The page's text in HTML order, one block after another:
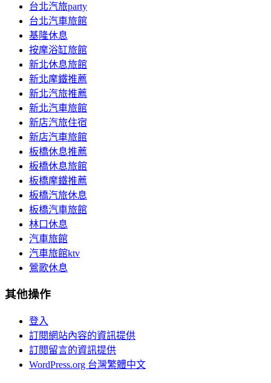
台北汽旅party
台北汽車旅館
基隆休息
按摩浴缸旅館
新北休息旅館
新北摩鐵推薦
新北汽旅推薦
新北汽車旅館
新店汽旅住宿
新店汽車旅館
板橋休息推薦
板橋休息旅館
板橋摩鐵推薦
板橋汽旅休息
板橋汽車旅館
林口休息
汽車旅館
汽車旅館ktv
鶯歌休息
其他操作
登入
訂閱網站內容的資訊提供
訂閱留言的資訊提供
WordPress.org 台灣繁體中文